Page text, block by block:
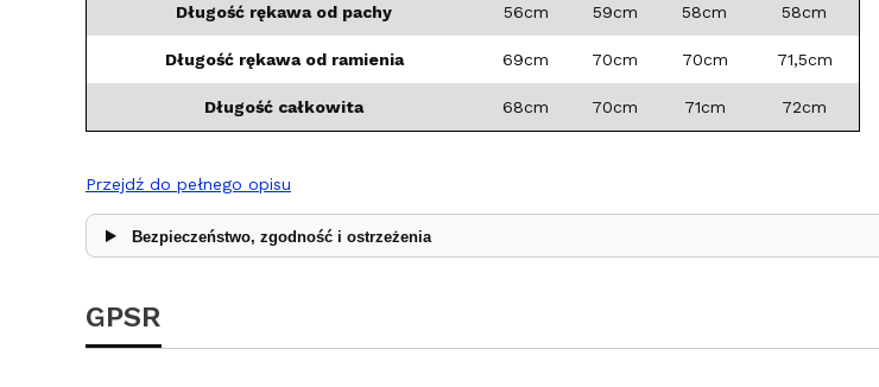
Długość rękawa od pachy 56cm 59cm 58cm 58cm
Długość rękawa od ramienia 69cm 70cm 70cm 71,5cm
Długość całkowita 68cm 70cm 71cm 72cm
Przejdź do pełnego opisu
Bezpieczeństwo, zgodność i ostrzeżenia
GPSR